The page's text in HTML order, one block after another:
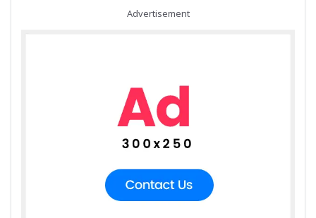
Advertisement